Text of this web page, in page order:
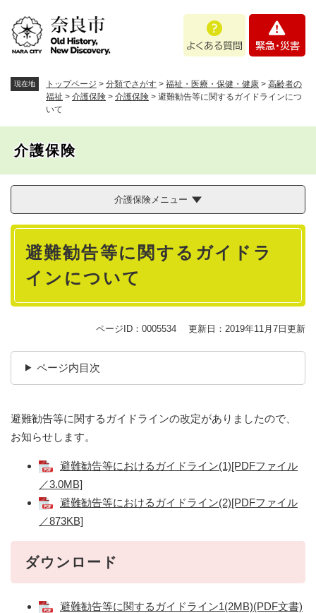
。
あ
問
・
現在地 トップページ > 分類でさがす > 福祉・医療・保健・健康 > 高齢者の
福祉 > 介護保険 > 介護保険 > 避難勧告等に関するガイドラインにつ
いて
介護保険
介護保険メニュー
本
避難勧告等に関するガイドラ
インについて
ページID：0005534 更新日：2019年11月7日更新
ページ内目次
避難勧告等に関するガイドラインの改定がありましたので、
お知らせします。
避難勧告等におけるガイドライン(1)[PDFファイル
／3.0MB]
避難勧告等におけるガイドライン(2)[PDFファイル
／873KB]
ダウンロード
避難勧告等に関するガイドライン1(2MB)(PDF文書)